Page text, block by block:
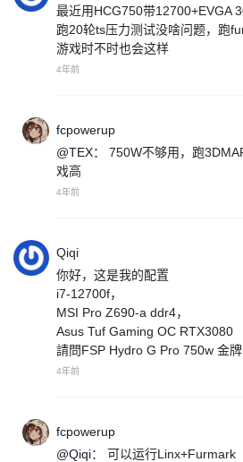
最近用HCG750带12700+EVGA
跑20轮ts压力测试没啥问题，跑
游戏时不时也会这样
4年前
fcpowerup
@TEX：
750W不够用，跑
戏高
4年前
Qiqi
你好，这是我的配置
i7-12700f，
MSI Pro Z690-a ddr4，
Asus Tuf Gaming OC RTX3080
請問FSP Hydro G Pro 750w 金牌
4年前
fcpowerup
@Qiqi：
可以运行Linx+Furmark